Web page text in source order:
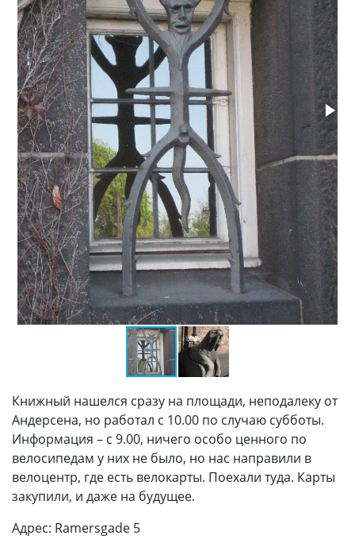
Книжный нашелся сразу на площади, неподалеку от
Андерсена, но работал с 10.00 по случаю субботы.
Информация – с 9.00, ничего особо ценного по
велосипедам у них не было, но нас направили в
велоцентр, где есть велокарты. Поехали туда. Карты
закупили, и даже на будущее.
Адрес: Ramersgade 5